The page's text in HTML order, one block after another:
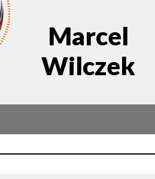
Marcel
Wilczek